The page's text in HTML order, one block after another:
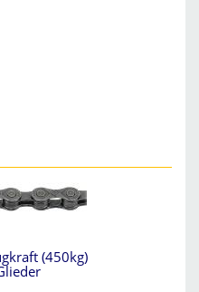
(450kg)